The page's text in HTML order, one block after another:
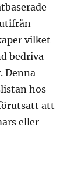
vilket
bedriva
Denna
hos
att
eller